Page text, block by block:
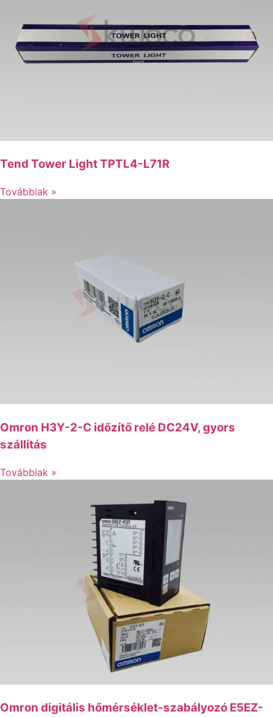
Tend Tower Light TPTL4-L71R
Továbbiak »
Omron H3Y-2-C időzítő relé DC24V, gyors
szállítás
Továbbiak »
Omron digitális hőmérséklet-szabályozó E5EZ-